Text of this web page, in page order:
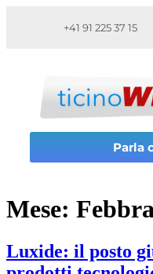
+41 91 225 37 15
Parla
Mese:
Luxide: il posto